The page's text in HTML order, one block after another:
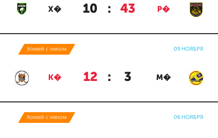
Х� 10 : 43 Р�
Хоккей с мячом 09 НОЯБРЯ
К� 12 : 3 М�
Хоккей с мячом 06 НОЯБРЯ